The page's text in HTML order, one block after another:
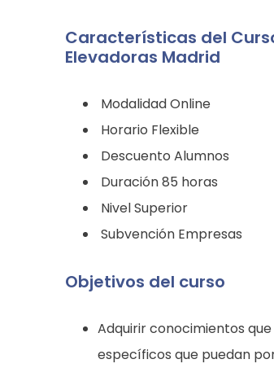
Características del
Elevadoras Madrid
Modalidad Online
Horario Flexible
Descuento Alumnos
Duración 85 horas
Nivel Superior
Subvención Empresas
Objetivos del curso
Adquirir conocimientos
específicos que puedan